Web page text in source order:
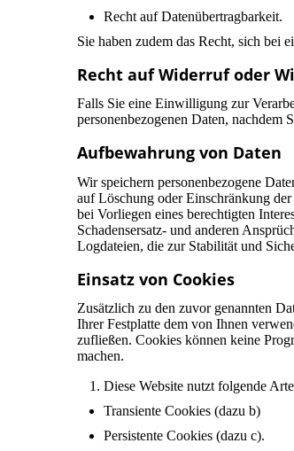
Recht auf Datenübertragbarkeit.
Sie haben zudem das Recht, sich bei
Recht auf Widerruf oder
Falls Sie eine Einwilligung zur
personenbezogenen Daten, nachdem
Aufbewahrung von Daten
Wir speichern personenbezogene
auf Löschung oder Einschränkung
bei Vorliegen eines berechtigten
Schadensersatz- und anderen
Logdateien, die zur Stabilität und
Einsatz von Cookies
Zusätzlich zu den zuvor genannten
Ihrer Festplatte dem von Ihnen
zufließen. Cookies können keine
machen.
Diese Website nutzt folgende
Transiente Cookies (dazu b)
Persistente Cookies (dazu c).